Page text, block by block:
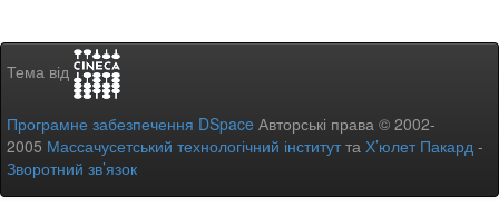
Тема від
Програмне забезпечення DSpace Авторські права © 2002-
2005 Массачусетський технологічний інститутта Х’юлет Пакард -
Зворотний зв’язок